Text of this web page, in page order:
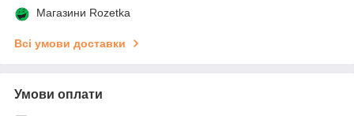
Магазини Rozetka
Всі умови доставки
Умови оплати